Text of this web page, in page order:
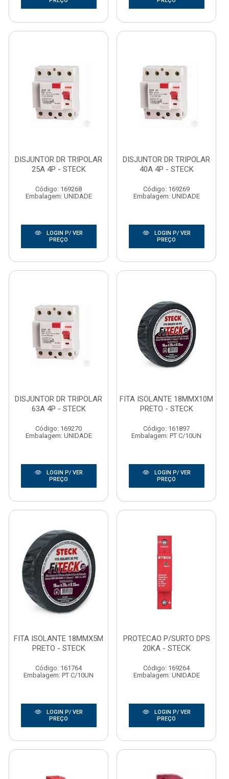
DISJUNTOR DR TRIPOLAR
25A 4P - STECK
Código: 169268
Embalagem: UNIDADE
LOGIN P/ VER
PREÇO
DISJUNTOR DR TRIPOLAR
40A 4P - STECK
Código: 169269
Embalagem: UNIDADE
LOGIN P/ VER
PREÇO
DISJUNTOR DR TRIPOLAR
63A 4P - STECK
Código: 169270
Embalagem: UNIDADE
LOGIN P/ VER
PREÇO
FITA ISOLANTE 18MMX10M
PRETO - STECK
Código: 161897
Embalagem: PT C/10UN
LOGIN P/ VER
PREÇO
FITA ISOLANTE 18MMX5M
PRETO - STECK
Código: 161764
Embalagem: PT C/10UN
LOGIN P/ VER
PREÇO
PROTECAO P/SURTO DPS
20KA - STECK
Código: 169264
Embalagem: UNIDADE
LOGIN P/ VER
PREÇO